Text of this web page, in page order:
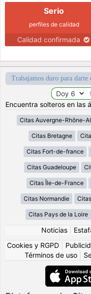
Serio
perfiles de calidad
Calidad confirmada
Trabajamos duro para
Encuentra solteros en las
Citas Auvergne-Rhône-
Citas Bretagne
Citas Fort-de-france
Citas Guadeloupe
Citas Île-de-France
Citas Normandie
Citas Pays de la Loire
Noticias
Cookies y RGPD
Términos de uso